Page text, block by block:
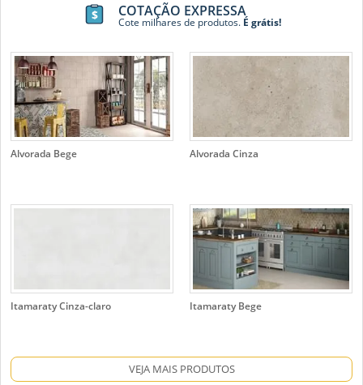
COTAÇÃO EXPRESSA
Cote milhares de produtos.É grátis!
Alvorada Bege Alvorada Cinza
Itamaraty Cinza-claro Itamaraty Bege
VEJA MAIS PRODUTOS